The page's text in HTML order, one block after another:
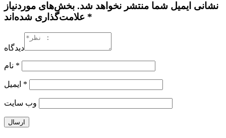
نشانی ایمیل شما منتشر نخواهد شد. بخش‌های موردنیاز
علامت‌گذاری شده‌اند *
دیدگاه
*
*
وب‌ سایت